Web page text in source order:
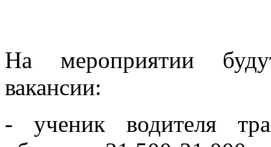
На мероприятии
вакансии:
- ученик водителя